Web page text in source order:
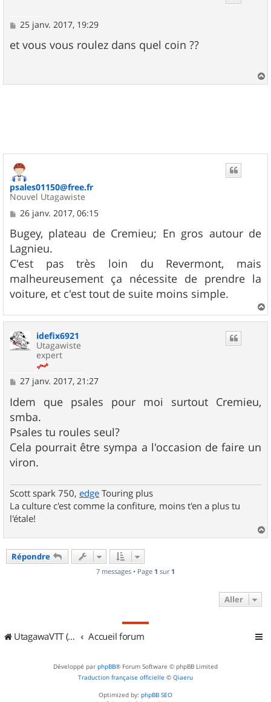
M
s
s
e
25 janv. 2017, 19:29
et vous vous roulez dans quel coin ??
a
psales01150@free.fr
Nouvel Utagawiste
M
s
s
a
g
e
26 janv. 2017, 06:15
Bugey, plateau de Cremieu; En gros autour de
Lagnieu.
C'est pas très loin du Revermont, mais
malheureusement ça nécessite de prendre la
voiture, et c'est tout de suite moins simple.
a
idefix6921
Utagawiste
expert
M
s
s
a
g
e
27 janv. 2017, 21:27
Idem que psales pour moi surtout Cremieu,
smba.
Psales tu roules seul?
Cela pourrait être sympa a l'occasion de faire un
viron.
Scott spark 750, edge Touring plus
La culture c'est comme la confiture, moins t'en a plus tu
l'étale!
a
Répondre
7 messages • Page 1 sur 1
Aller
UtagawaVTT (Randos VTT et VTTAE avec traces GPS) Accueil forum
Développé par phpBB® Forum Software © phpBB Limited
Traduction française officielle © Qiaeru
Optimized by: phpBB SEO